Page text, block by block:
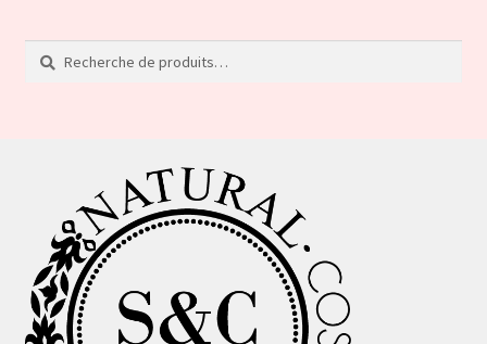
Recherche
pour :
Recherche